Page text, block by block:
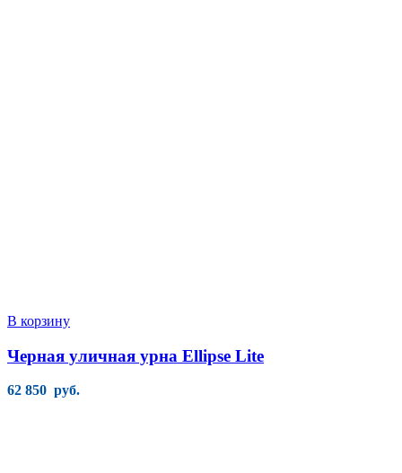
В корзину
Черная уличная урна Ellipse Lite
62 850 руб.